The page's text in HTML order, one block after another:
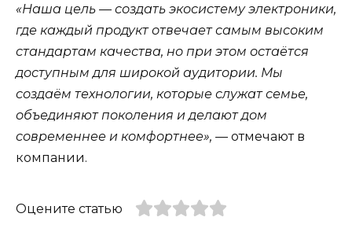
«Наша цель — создать экосистему электроники,
где каждый продукт отвечает самым высоким
стандартам качества, но при этом остаётся
доступным для широкой аудитории. Мы
создаём технологии, которые служат семье,
объединяют поколения и делают дом
современнее и комфортнее», — отмечают в
компании.
Оцените статью